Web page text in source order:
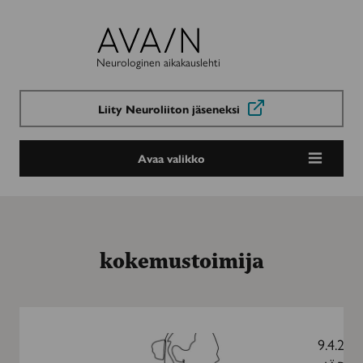
Avain-
lehti
Neurologinen aikakauslehti
Liity Neuroliiton jäseneksi
Avaa valikko
kokemustoimija